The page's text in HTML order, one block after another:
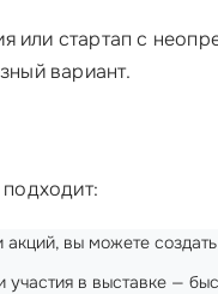
стартап с
вариант.
вы можете
в выставке —